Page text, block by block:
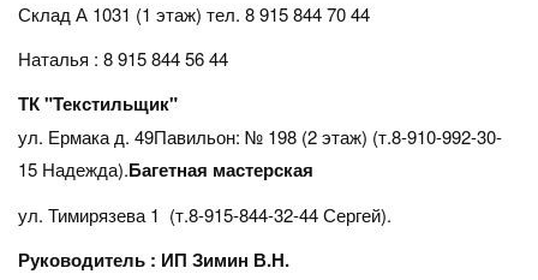
Склад А 1031 (1 этаж) тел. 8 915 844 70 44
Наталья : 8 915 844 56 44
ТК "Текстильщик"
ул. Ермака д. 49Павильон: № 198 (2 этаж) (т.8-910-992-30-
15 Надежда).Багетная мастерская
ул. Тимирязева 1 (т.8-915-844-32-44 Сергей).
Руководитель : ИП Зимин В.Н.